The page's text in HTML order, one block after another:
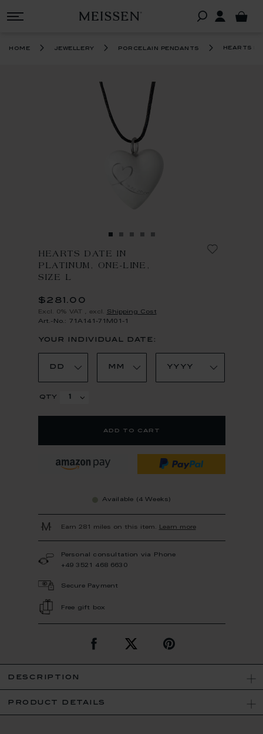
home jewellery porcelain pendants hearts
HEARTS DATE IN
PLATINUM, ONE-LINE,
SIZE L
$281.00
Excl. 0% VAT excl. Shipping Cost
Art.-No.: 71A141-71M01-1
your individual date:
qty
add to cart
Available (4 Weeks)
Earn 281 miles on this item. Learn more
Personal consultation via Phone
+49 3521 468 6630
Secure Payment
Free gift box
description
product details